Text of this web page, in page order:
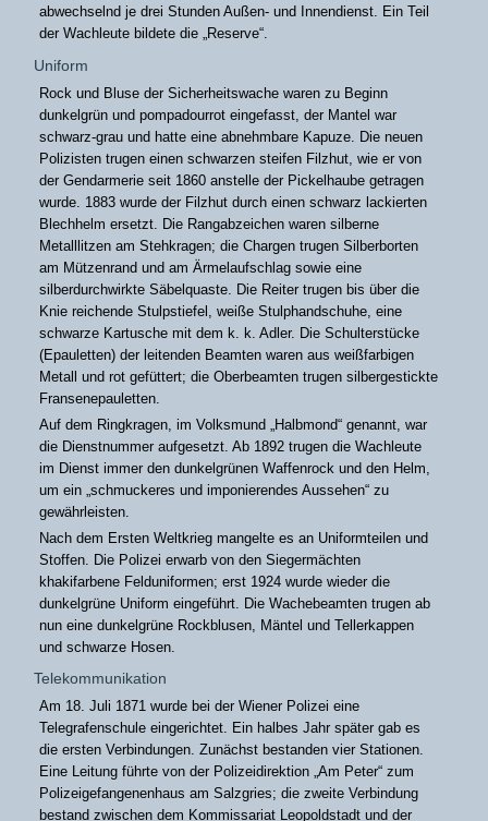
abwechselnd je drei Stunden Außen- und Innendienst. Ein Teil
der Wachleute bildete die „Reserve“.
Uniform
Rock und Bluse der Sicherheitswache waren zu Beginn
dunkelgrün und pompadourrot eingefasst, der Mantel war
schwarz-grau und hatte eine abnehmbare Kapuze. Die neuen
Polizisten trugen einen schwarzen steifen Filzhut, wie er von
der Gendarmerie seit 1860 anstelle der Pickelhaube getragen
wurde. 1883 wurde der Filzhut durch einen schwarz lackierten
Blechhelm ersetzt. Die Rangabzeichen waren silberne
Metalllitzen am Stehkragen; die Chargen trugen Silberborten
am Mützenrand und am Ärmelaufschlag sowie eine
silberdurchwirkte Säbelquaste. Die Reiter trugen bis über die
Knie reichende Stulpstiefel, weiße Stulphandschuhe, eine
schwarze Kartusche mit dem k. k. Adler. Die Schulterstücke
(Epauletten) der leitenden Beamten waren aus weißfarbigen
Metall und rot gefüttert; die Oberbeamten trugen silbergestickte
Fransenepauletten.
Auf dem Ringkragen, im Volksmund „Halbmond“ genannt, war
die Dienstnummer aufgesetzt. Ab 1892 trugen die Wachleute
im Dienst immer den dunkelgrünen Waffenrock und den Helm,
um ein „schmuckeres und imponierendes Aussehen“ zu
gewährleisten.
Nach dem Ersten Weltkrieg mangelte es an Uniformteilen und
Stoffen. Die Polizei erwarb von den Siegermächten
khakifarbene Felduniformen; erst 1924 wurde wieder die
dunkelgrüne Uniform eingeführt. Die Wachebeamten trugen ab
nun eine dunkelgrüne Rockblusen, Mäntel und Tellerkappen
und schwarze Hosen.
Telekommunikation
Am 18. Juli 1871 wurde bei der Wiener Polizei eine
Telegrafenschule eingerichtet. Ein halbes Jahr später gab es
die ersten Verbindungen. Zunächst bestanden vier Stationen.
Eine Leitung führte von der Polizeidirektion „Am Peter“ zum
Polizeigefangenenhaus am Salzgries; die zweite Verbindung
bestand zwischen dem Kommissariat Leopoldstadt und der